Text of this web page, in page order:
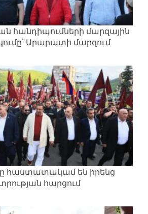
հանդիպումների մարզային
Արարատի մարզում
հաստատակամ են իրենց
հարցում